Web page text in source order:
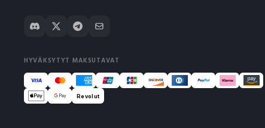
HYVÄKSYTYT MAKSUTAVAT
Revolut